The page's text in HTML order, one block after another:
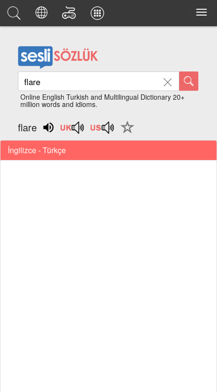
Online English Turkish and Multilingual Dictionary 20+
million words and idioms.
flare
İngilizce - Türkçe